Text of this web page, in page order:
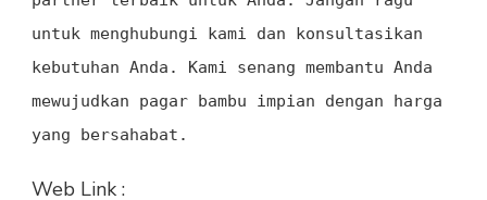
untuk menghubungi kami dan konsultasikan
kebutuhan Anda. Kami senang membantu Anda
mewujudkan pagar bambu impian dengan harga
yang bersahabat.
Web Link :